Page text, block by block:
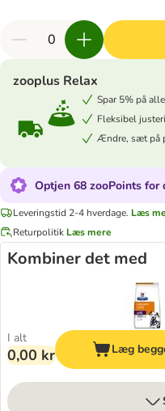
zooplus Relax
Spar 5% på
Fleksibel
Ændre, sæt på
Optjen 68 zooPoints for
Leveringstid 2-4 hverdage. Læs
Returpolitik Læs mere
Kombiner det med
I alt
0,00 kr Læg